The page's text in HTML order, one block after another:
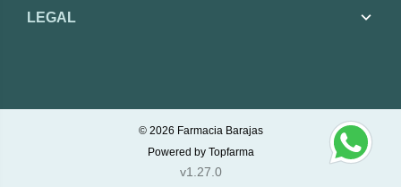
LEGAL
© 2026 Farmacia Barajas
Powered by Topfarma
v1.27.0